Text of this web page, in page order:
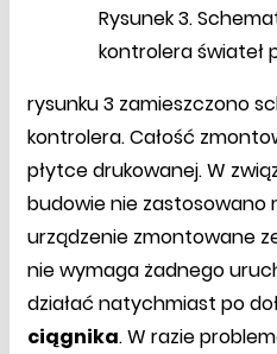
Rysunek 3.
kontrolera świateł
rysunku 3 zamieszczono
kontrolera. Całość
płytce drukowanej. W
budowie nie zastosowano
urządzenie zmontowane
nie wymaga żadnego
działać natychmiast po
ciągnika. W razie